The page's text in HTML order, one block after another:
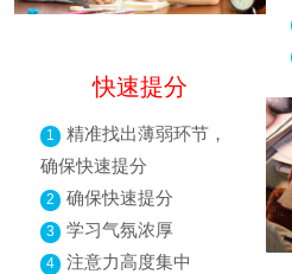
快速提分
1
精准找出薄弱环节，
确保快速提分
2 确保快速提分
3 学习气氛浓厚
4 注意力高度集中